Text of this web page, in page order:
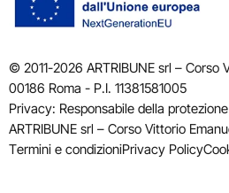
© 2011-2026 ARTRIBUNE srl – Corso
00186 Roma - P.I. 11381581005
Privacy: Responsabile della
ARTRIBUNE srl – Corso Vittorio
Termini e condizioniPrivacy Policy